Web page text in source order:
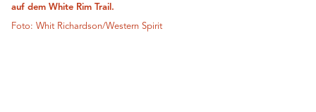
auf dem White Rim Trail.
Foto: Whit Richardson/Western Spirit